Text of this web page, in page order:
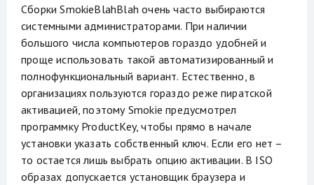
Сборки SmokieBlahBlah очень часто выбираются
системными администраторами. При наличии
большого числа компьютеров гораздо удобней и
проще использовать такой автоматизированный и
полнофункциональный вариант. Естественно, в
организациях пользуются гораздо реже пиратской
активацией, поэтому Smokie предусмотрел
программку ProductKey, чтобы прямо в начале
установки указать собственный ключ. Если его нет –
то остается лишь выбрать опцию активации. В ISO
образах допускается установщик браузера и